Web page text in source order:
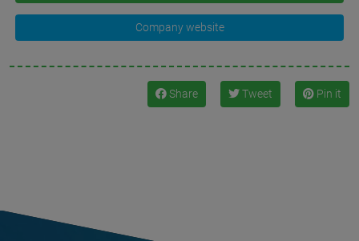
Company website
Share Tweet Pin it